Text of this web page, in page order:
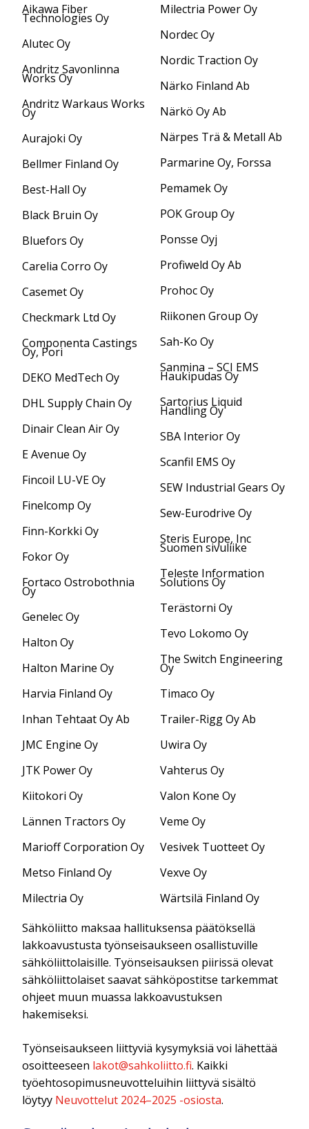
Aikawa Fiber
Technologies Oy
Alutec Oy
Andritz Savonlinna
Works Oy
Andritz Warkaus Works
Oy
Aurajoki Oy
Bellmer Finland Oy
Best-Hall Oy
Black Bruin Oy
Bluefors Oy
Carelia Corro Oy
Casemet Oy
Checkmark Ltd Oy
Componenta Castings
Oy, Pori
DEKO MedTech Oy
DHL Supply Chain Oy
Dinair Clean Air Oy
E Avenue Oy
Fincoil LU-VE Oy
Finelcomp Oy
Finn-Korkki Oy
Fokor Oy
Fortaco Ostrobothnia
Oy
Genelec Oy
Halton Oy
Halton Marine Oy
Harvia Finland Oy
Inhan Tehtaat Oy Ab
JMC Engine Oy
JTK Power Oy
Kiitokori Oy
Lännen Tractors Oy
Marioff Corporation Oy
Metso Finland Oy
Milectria Oy
Milectria Power Oy
Nordec Oy
Nordic Traction Oy
Närko Finland Ab
Närkö Oy Ab
Närpes Trä & Metall Ab
Parmarine Oy, Forssa
Pemamek Oy
POK Group Oy
Ponsse Oyj
Profiweld Oy Ab
Prohoc Oy
Riikonen Group Oy
Sah-Ko Oy
Sanmina – SCI EMS
Haukipudas Oy
Sartorius Liquid
Handling Oy
SBA Interior Oy
Scanfil EMS Oy
SEW Industrial Gears Oy
Sew-Eurodrive Oy
Steris Europe, Inc
Suomen sivuliike
Teleste Information
Solutions Oy
Terästorni Oy
Tevo Lokomo Oy
The Switch Engineering
Oy
Timaco Oy
Trailer-Rigg Oy Ab
Uwira Oy
Vahterus Oy
Valon Kone Oy
Veme Oy
Vesivek Tuotteet Oy
Vexve Oy
Wärtsilä Finland Oy
Sähköliitto maksaa hallituksensa päätöksellä
lakkoavustusta työnseisaukseen osallistuville
sähköliittolaisille. Työnseisauksen piirissä olevat
sähköliittolaiset saavat sähköpostitse tarkemmat
ohjeet muun muassa lakkoavustuksen
hakemiseksi.
Työnseisaukseen liittyviä kysymyksiä voi lähettää
osoitteeseen lakot@sahkoliitto.fi. Kaikki
työehtosopimusneuvotteluihin liittyvä sisältö
löytyy Neuvottelut 2024–2025 -osiosta.